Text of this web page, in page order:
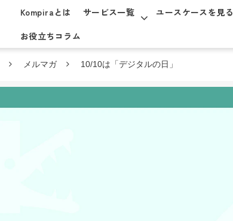
Kompiraとは サービス一覧 ユースケースを見る
お役立ちコラム
メルマガ 10/10は「デジタルの日」